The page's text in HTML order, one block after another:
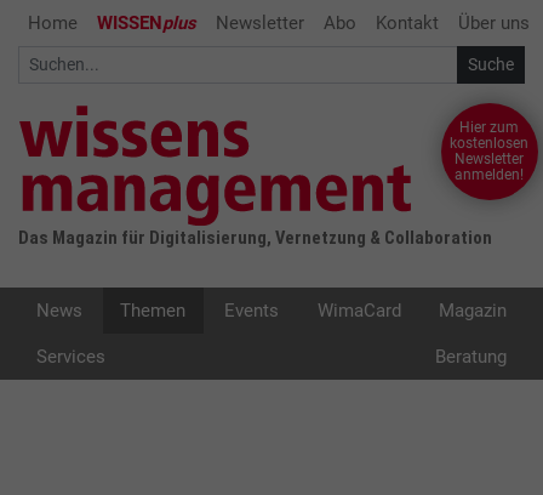
Home WISSENplus Newsletter Abo Kontakt Über uns
Das Magazin für Digitalisierung, Vernetzung & Collaboration
Hier zum
kostenlosen
Newsletter
anmelden!
News Themen Events WimaCard Magazin
Services Beratung